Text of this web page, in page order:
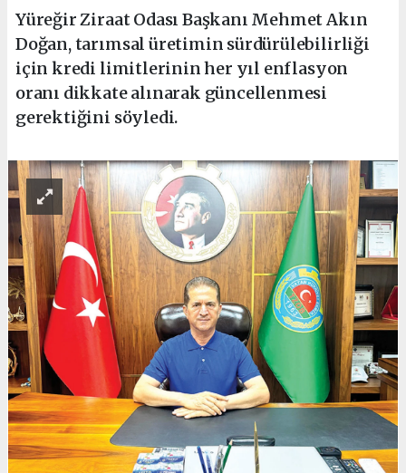
Yüreğir Ziraat Odası Başkanı Mehmet Akın
Doğan, tarımsal üretimin sürdürülebilirliği
için kredi limitlerinin her yıl enflasyon
oranı dikkate alınarak güncellenmesi
gerektiğini söyledi.